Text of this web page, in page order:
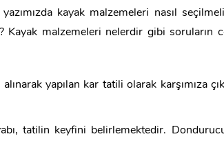
kayak malzemeleri nasıl
malzemeleri nelerdir gibi soruların
yapılan kar tatili olarak karşımıza
tatilin keyfini belirlemektedir.